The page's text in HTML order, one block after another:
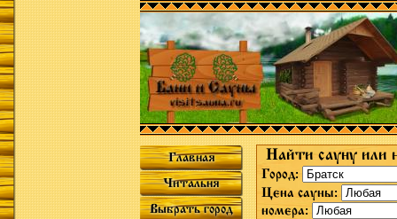
Главная
Читальня
Выбрать город
Найти сауну или
Город:
Цена сауны:
номера: